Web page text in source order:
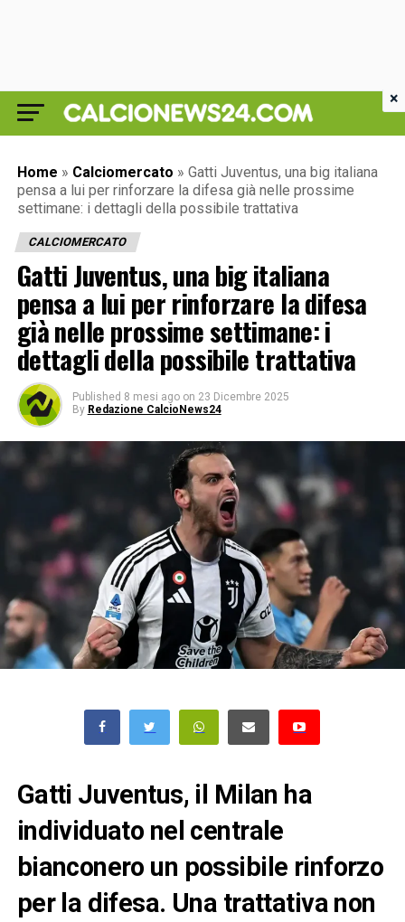
Home » Calciomercato » Gatti Juventus, una big italiana
pensa a lui per rinforzare la difesa già nelle prossime
settimane: i dettagli della possibile trattativa
CALCIOMERCATO
Gatti Juventus, una big italiana
pensa a lui per rinforzare la difesa
già nelle prossime settimane: i
dettagli della possibile trattativa
Published 8 mesi ago on 23 Dicembre 2025
By Redazione CalcioNews24
Gatti Juventus, il Milan ha
individuato nel centrale
bianconero un possibile rinforzo
per la difesa. Una trattativa non
×